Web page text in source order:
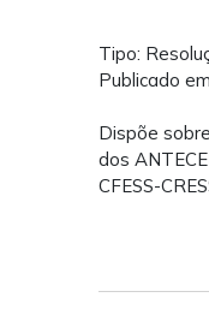
Tipo:
Publicado
Dispõe
dos
CFESS-